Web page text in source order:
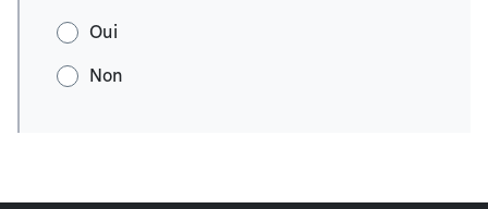
Oui
Non